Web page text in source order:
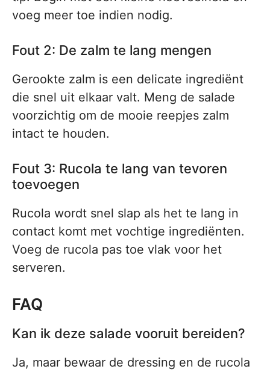
voeg meer toe indien nodig.
Fout 2: De zalm te lang mengen
Gerookte zalm is een delicate ingrediënt
die snel uit elkaar valt. Meng de salade
voorzichtig om de mooie reepjes zalm
intact te houden.
Fout 3: Rucola te lang van tevoren
toevoegen
Rucola wordt snel slap als het te lang in
contact komt met vochtige ingrediënten.
Voeg de rucola pas toe vlak voor het
serveren.
FAQ
Kan ik deze salade vooruit bereiden?
Ja, maar bewaar de dressing en de rucola